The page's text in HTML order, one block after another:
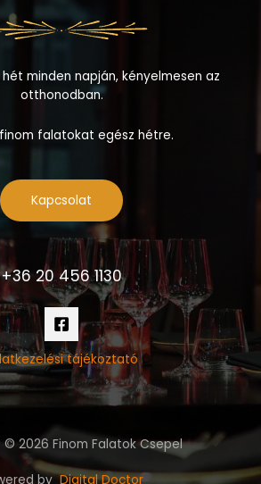
minden napján, kényelmesen az
otthonodban.
falatokat egész hétre.
Kapcsolat
+36 20 456 1130
tájékoztató
2026 Finom Falatok Csepel
byDigital Doctor